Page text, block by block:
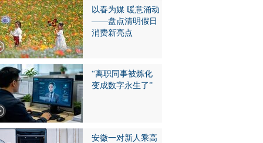
以春为媒 暖意涌动
——盘点清明假日
消费新亮点
“离职同事被炼化
变成数字永生了”
安徽一对新人乘高